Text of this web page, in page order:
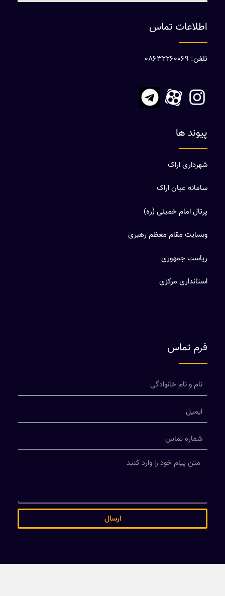
اطلاعات تماس
تلفن: 08632260069
پیوند ها
شهرداری اراک
سامانه عیان اراک
پرتال امام خمینی (ره)
وبسایت مقام معظم رهبری
ریاست جمهوری
استانداری مرکزی
فرم تماس
ارسال